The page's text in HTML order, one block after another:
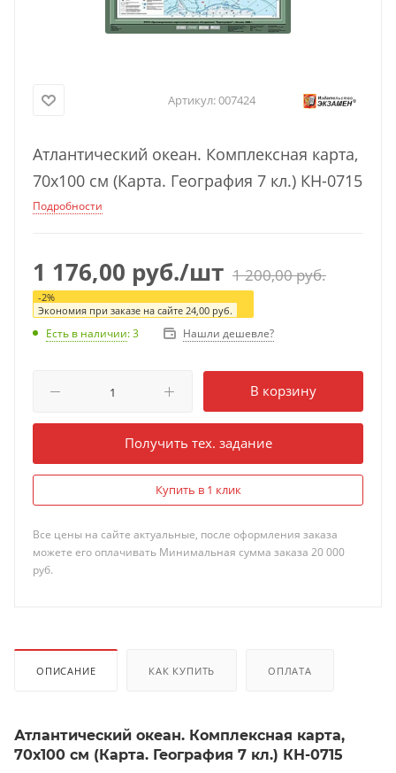
Артикул:007424
Атлантический океан. Комплексная карта,
70х100 см (Карта. География 7 кл.) КН-0715
Подробности
1 176,00 руб./шт 1 200,00руб.
-2%
Экономия при заказе на сайте 24,00 руб.
Есть в наличии: 3 Нашли дешевле?
В корзину
Получить тех. задание
Купить в 1 клик
Все цены на сайте актуальные, после оформления заказа
можете его оплачивать Минимальная сумма заказа 20 000
руб.
ОПИСАНИЕ КАК КУПИТЬ ОПЛАТА
Атлантический океан. Комплексная карта,
70х100 см (Карта. География 7 кл.) КН-0715